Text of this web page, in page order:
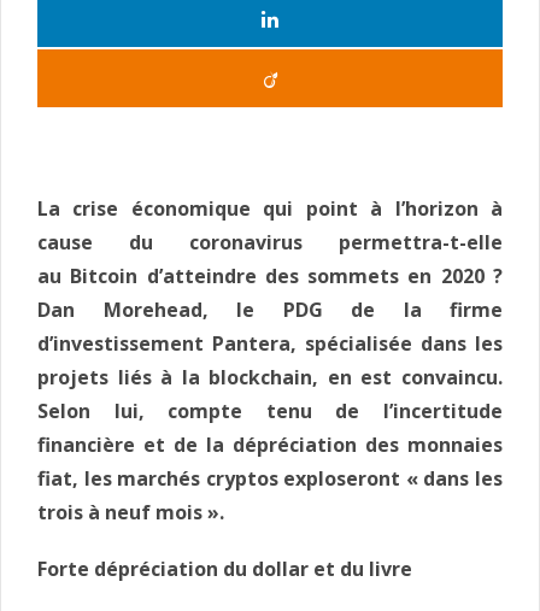
La crise économique qui point à l’horizon à
cause du coronavirus permettra-t-elle
au Bitcoin d’atteindre des sommets en 2020 ?
Dan Morehead, le PDG de la firme
d’investissement Pantera, spécialisée dans les
projets liés à la blockchain, en est convaincu.
Selon lui, compte tenu de l’incertitude
financière et de la dépréciation des monnaies
fiat, les marchés cryptos exploseront « dans les
trois à neuf mois ».
Forte dépréciation du dollar et du livre